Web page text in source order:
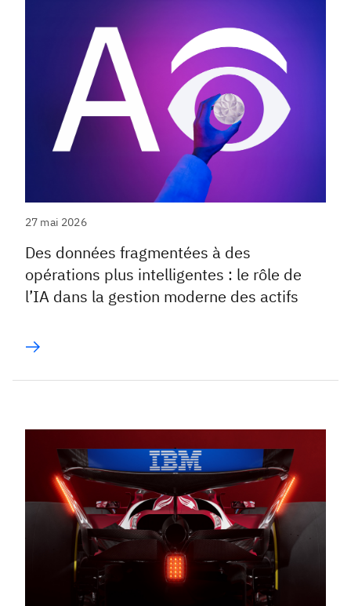
27 mai 2026
Des données fragmentées à des
opérations plus intelligentes : le rôle de
l’IA dans la gestion moderne des actifs